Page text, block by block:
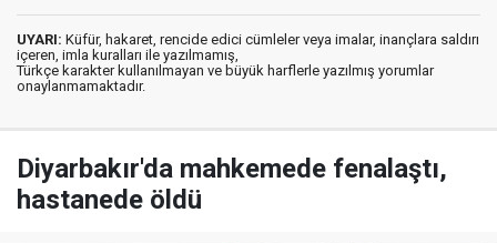
UYARI: Küfür, hakaret, rencide edici cümleler veya imalar, inançlara saldırı
içeren, imla kuralları ile yazılmamış,
Türkçe karakter kullanılmayan ve büyük harflerle yazılmış yorumlar
onaylanmamaktadır.
Diyarbakır'da mahkemede fenalaştı,
hastanede öldü